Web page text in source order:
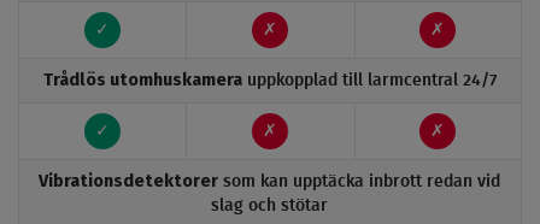
✓ ✗ ✗
Trådlös utomhuskamerauppkopplad till larmcentral 24/7
✓ ✗ ✗
Vibrationsdetektorer som kan upptäcka inbrott redan vid
slag och stötar